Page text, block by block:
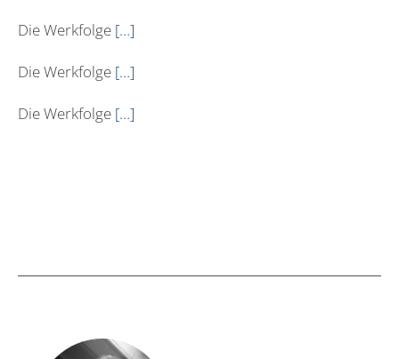
Die Werkfolge […]
Die Werkfolge […]
Die Werkfolge […]